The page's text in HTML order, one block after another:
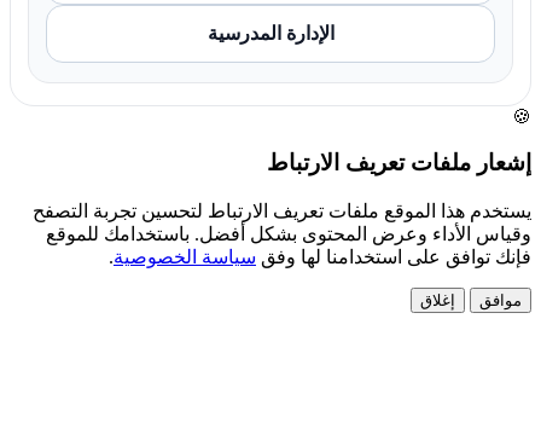
الإدارة المدرسية
🍪
إشعار ملفات تعريف الارتباط
يستخدم هذا الموقع ملفات تعريف الارتباط لتحسين تجربة التصفح
وقياس الأداء وعرض المحتوى بشكل أفضل. باستخدامك للموقع
فإنك توافق على استخدامنا لها وفق سياسة الخصوصية.
موافق إغلاق